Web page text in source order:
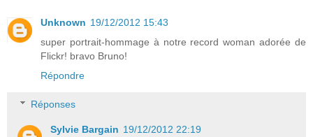
Unknown 19/12/2012 15:43
super portrait-hommage à notre record woman adorée de
Flickr! bravo Bruno!
Répondre
Réponses
Sylvie Bargain 19/12/2012 22:19